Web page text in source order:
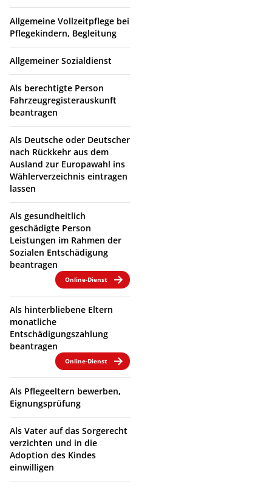
Allgemeine Vollzeitpflege bei
Pflegekindern, Begleitung
Allgemeiner Sozialdienst
Als berechtigte Person
Fahrzeugregisterauskunft
beantragen
Als Deutsche oder Deutscher
nach Rückkehr aus dem
Ausland zur Europawahl ins
Wählerverzeichnis eintragen
lassen
Als gesundheitlich
geschädigte Person
Leistungen im Rahmen der
Sozialen Entschädigung
beantragen
Online-Dienst
Als hinterbliebene Eltern
monatliche
Entschädigungszahlung
beantragen
Online-Dienst
Als Pflegeeltern bewerben,
Eignungsprüfung
Als Vater auf das Sorgerecht
verzichten und in die
Adoption des Kindes
einwilligen